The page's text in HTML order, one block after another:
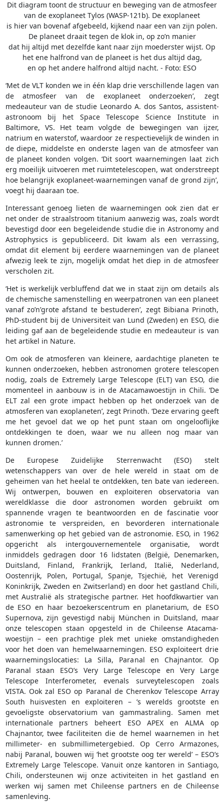
Dit diagram toont de structuur en beweging van de atmosfeer
van de exoplaneet Tylos (WASP-121b). De exoplaneet
is hier van bovenaf afgebeeld, kijkend naar een van zijn polen.
De planeet draait tegen de klok in, op zo’n manier
dat hij altijd met dezelfde kant naar zijn moederster wijst. Op
het ene halfrond van de planeet is het dus altijd dag,
en op het andere halfrond altijd nacht. - Foto: ESO
‘Met de VLT konden we in één klap drie verschillende lagen van
de atmosfeer van de exoplaneet onderzoeken’, zegt
medeauteur van de studie Leonardo A. dos Santos, assistent-
astronoom bij het Space Telescope Science Institute in
Baltimore, VS. Het team volgde de bewegingen van ijzer,
natrium en waterstof, waardoor ze respectievelijk de winden in
de diepe, middelste en onderste lagen van de atmosfeer van
de planeet konden volgen. ‘Dit soort waarnemingen laat zich
erg moeilijk uitvoeren met ruimtetelescopen, wat onderstreept
hoe belangrijk exoplaneet-waarnemingen vanaf de grond zijn’,
voegt hij daaraan toe.
Interessant genoeg lieten de waarnemingen ook zien dat er
net onder de straalstroom titanium aanwezig was, zoals wordt
bevestigd door een begeleidende studie die in Astronomy and
Astrophysics is gepubliceerd. Dit kwam als een verrassing,
omdat dit element bij eerdere waarnemingen van de planeet
afwezig leek te zijn, mogelijk omdat het diep in de atmosfeer
verscholen zit.
‘Het is werkelijk verbluffend dat we in staat zijn om details als
de chemische samenstelling en weerpatronen van een planeet
vanaf zo’n’grote afstand te bestuderen’, zegt Bibiana Prinoth,
PhD-student bij de Universiteit van Lund (Zweden) en ESO, die
leiding gaf aan de begeleidende studie en medeauteur is van
het artikel in Nature.
Om ook de atmosferen van kleinere, aardachtige planeten te
kunnen onderzoeken, hebben astronomen grotere telescopen
nodig, zoals de Extremely Large Telescope (ELT) van ESO, die
momenteel in aanbouw is in de Atacamawoestijn in Chili. ‘De
ELT zal een grote impact hebben op het onderzoek van de
atmosferen van exoplaneten’, zegt Prinoth. ‘Deze ervaring geeft
me het gevoel dat we op het punt staan ​​om ongelooflijke
ontdekkingen te doen, waar we nu alleen nog maar van
kunnen dromen.’
De Europese Zuidelijke Sterrenwacht (ESO) stelt
wetenschappers van over de hele wereld in staat om de
geheimen van het heelal te ontdekken, ten bate van iedereen.
Wij ontwerpen, bouwen en exploiteren observatoria van
wereldklasse die door astronomen worden gebruikt om
spannende vragen te beantwoorden en de fascinatie voor
astronomie te verspreiden, en bevorderen internationale
samenwerking op het gebied van de astronomie. ESO, in 1962
opgericht als intergouvernementele organisatie, wordt
inmiddels gedragen door 16 lidstaten (België, Denemarken,
Duitsland, Finland, Frankrijk, Ierland, Italië, Nederland,
Oostenrijk, Polen, Portugal, Spanje, Tsjechië, het Verenigd
Koninkrijk, Zweden en Zwitserland) en door het gastland Chili,
met Australië als strategische partner. Het hoofdkwartier van
de ESO en haar bezoekerscentrum en planetarium, de ESO
Supernova, zijn gevestigd nabij München in Duitsland, maar
onze telescopen staan opgesteld in de Chileense Atacama-
woestijn – een prachtige plek met unieke omstandigheden
voor het doen van hemelwaarnemingen. ESO exploiteert drie
waarnemingslocaties: La Silla, Paranal en Chajnantor. Op
Paranal staan ESO’s Very Large Telescope en Very Large
Telescope Interferometer, evenals surveytelescopen zoals
VISTA. Ook zal ESO op Paranal de Cherenkov Telescope Array
South huisvesten en exploiteren – ’s werelds grootste en
gevoeligste observatorium van gammastraling. Samen met
internationale partners beheert ESO APEX en ALMA op
Chajnantor, twee faciliteiten die de hemel waarnemen in het
millimeter- en submillimetergebied. Op Cerro Armazones,
nabij Paranal, bouwen wij ‘het grootste oog ter wereld’ – ESO’s
Extremely Large Telescope. Vanuit onze kantoren in Santiago,
Chili, ondersteunen wij onze activiteiten in het gastland en
werken wij samen met Chileense partners en de Chileense
samenleving.